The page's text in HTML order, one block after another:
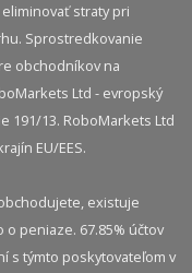
straty pri
Sprostredkovanie
obchodníkov na
Ltd - evropský
191/13. RoboMarkets Ltd
EU/EES.
existuje
peniaze. 67.85% účtov
s týmto poskytovateľom v